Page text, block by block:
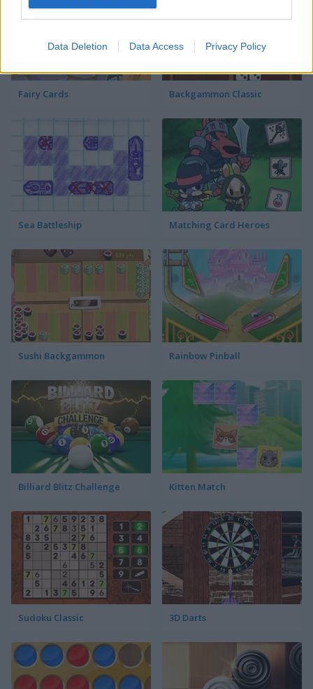
Data Deletion Data Access Privacy Policy
Fairy Cards Backgammon Classic
Sea Battleship Matching Card Heroes
Sushi Backgammon Rainbow Pinball
Billiard Blitz Challenge Kitten Match
Sudoku Classic 3D Darts